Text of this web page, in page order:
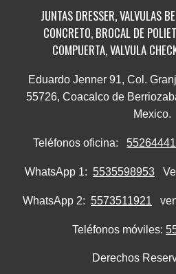
JUNTAS DRESSER, VALVULAS
CONCRETO, BROCAL DE
COMPUERTA, VALVULA
Eduardo Jenner 91, Col.
55726, Coacalco de
Mexico.
Teléfonos oficina:
WhatsApp 1: 5535598953
WhatsApp 2: 5573511921
Teléfonos móviles:
Derechos